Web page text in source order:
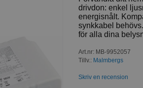
drivdon: enkel
energisnålt.
synkkabel
för alla dina
Art.nr: MB-9952057
Tillv.: Malmbergs
Skriv en recension